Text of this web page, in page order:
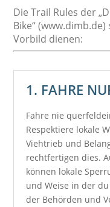
Die Trail Rules der
Bike“
Vorbild dienen:
1. FAHRE
Fahre nie
Respektiere lokale
Viehtrieb und
rechtfertigen dies.
können lokale
und Weise in der
der Behörden und